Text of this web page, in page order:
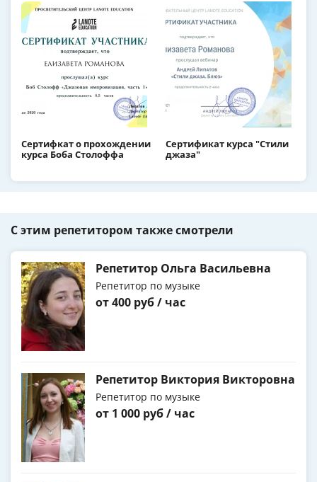
Сертифкат о прохождении
курса Боба Столоффа
Сертификат курса "Стили
джаза"
С этим репетитором также смотрели
Репетитор Ольга Васильевна
Репетитор по музыке
от 400 руб / час
Репетитор Виктория Викторовна
Репетитор по музыке
от 1 000 руб / час